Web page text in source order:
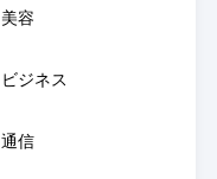
美容
ビジネス
通信